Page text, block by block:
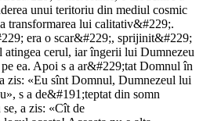
unui teritoriu din mediul cosmic
transformarea lui calitativ&#229;.
era o scar&#229;, sprijinit&#229;
cerul, iar îngerii lui Dumnezeu
ea. Apoi s a ar&#229;tat Domnul în
zis: «Eu sînt Domnul, Dumnezeul lui
s a de&#191;teptat din somn
a zis: «Cît de